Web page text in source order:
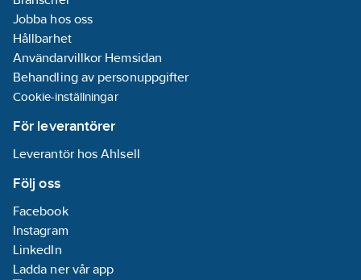
Jobba hos oss
Hållbarhet
Användarvillkor Hemsidan
Behandling av personuppgifter
Cookie-inställningar
För leverantörer
Leverantör hos Ahlsell
Följ oss
Facebook
Instagram
LinkedIn
Ladda ner vår app